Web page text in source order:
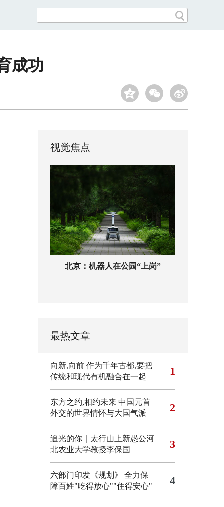
成功
视觉焦点
北京：机器人在公园“上岗”
最热文章
向新,向前 作为千年古都,要把
传统和现代有机融合在一起
1
东方之约,相约未来 中国元首
外交的世界情怀与大国气派
2
追光的你｜太行山上新愚公河
北农业大学教授李保国
3
六部门印发《规划》 全力保
障百姓"吃得放心""住得安心"
4